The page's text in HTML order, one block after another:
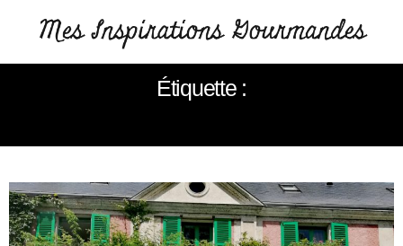
Étiquette :